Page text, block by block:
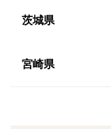
ふかふかの「黒ボ
茨城県
宮崎県